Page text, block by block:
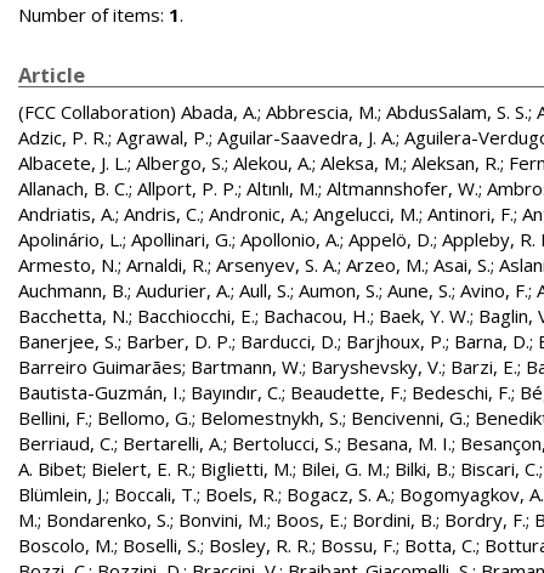
Number of items: 1.
Article
(FCC Collaboration) Abada, A.; Abbrescia, M.; AbdusSalam, S. S.;
Adzic, P. R.; Agrawal, P.; Aguilar-Saavedra, J. A.; Aguilera-
Albacete, J. L.; Albergo, S.; Alekou, A.; Aleksa, M.; Aleksan, R.;
Allanach, B. C.; Allport, P. P.; Altınlı, M.; Altmannshofer, W.;
Andriatis, A.; Andris, C.; Andronic, A.; Angelucci, M.; Antinori, F.;
Apolinário, L.; Apollinari, G.; Apollonio, A.; Appelö, D.; Appleby, R.
Armesto, N.; Arnaldi, R.; Arsenyev, S. A.; Arzeo, M.; Asai, S.;
Auchmann, B.; Audurier, A.; Aull, S.; Aumon, S.; Aune, S.; Avino, F.;
Bacchetta, N.; Bacchiocchi, E.; Bachacou, H.; Baek, Y. W.; Baglin,
Banerjee, S.; Barber, D. P.; Barducci, D.; Barjhoux, P.; Barna, D.;
Barreiro Guimarães; Bartmann, W.; Baryshevsky, V.; Barzi, E.;
Bautista-Guzmán, I.; Bayındır, C.; Beaudette, F.; Bedeschi, F.;
Bellini, F.; Bellomo, G.; Belomestnykh, S.; Bencivenni, G.;
Berriaud, C.; Bertarelli, A.; Bertolucci, S.; Besana, M. I.;
A. Bibet; Bielert, E. R.; Biglietti, M.; Bilei, G. M.; Bilki, B.; Biscari, C.
Blümlein, J.; Boccali, T.; Boels, R.; Bogacz, S. A.; Bogomyagkov, A.
M.; Bondarenko, S.; Bonvini, M.; Boos, E.; Bordini, B.; Bordry, F.;
Boscolo, M.; Boselli, S.; Bosley, R. R.; Bossu, F.; Botta, C.;